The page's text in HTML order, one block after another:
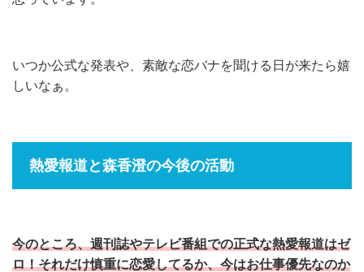
いつか公式な発表や、素敵な恋バナを聞ける日が来たら嬉
しいなぁ。
熱愛報道と森香澄の今後の活動
今のところ、週刊誌やテレビ番組での正式な熱愛報道はゼ
ロ！それだけ慎重に恋愛してるか、今はお仕事優先なのか